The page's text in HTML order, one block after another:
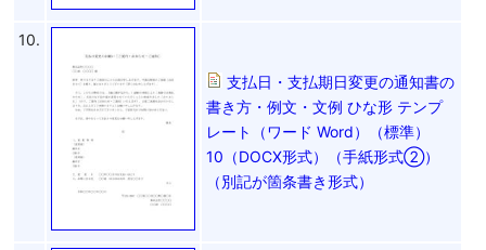
10.
支払日・支払期日変更の通知書の
書き方・例文・文例 ひな形 テンプ
レート（ワード Word）（標準）
10（DOCX形式）（手紙形式②）
（別記が箇条書き形式）